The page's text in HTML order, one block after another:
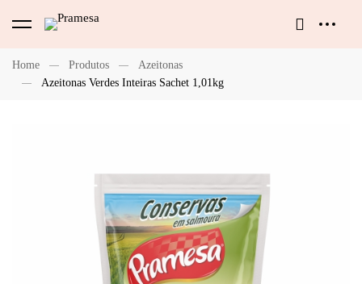
Home Produtos
Azeitonas
Azeitonas Verdes Inteiras Sachet 1,01kg